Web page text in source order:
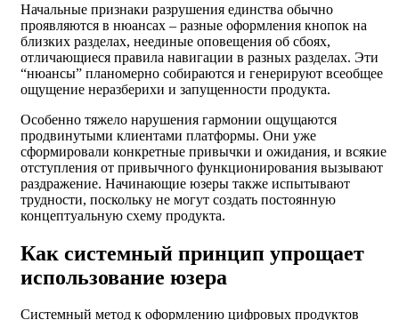
Начальные признаки разрушения единства обычно
проявляются в нюансах – разные оформления кнопок на
близких разделах, неединые оповещения об сбоях,
отличающиеся правила навигации в разных разделах. Эти
“нюансы” планомерно собираются и генерируют всеобщее
ощущение неразберихи и запущенности продукта.
Особенно тяжело нарушения гармонии ощущаются
продвинутыми клиентами платформы. Они уже
сформировали конкретные привычки и ожидания, и всякие
отступления от привычного функционирования вызывают
раздражение. Начинающие юзеры также испытывают
трудности, поскольку не могут создать постоянную
концептуальную схему продукта.
Как системный принцип упрощает
использование юзера
Системный метод к оформлению цифровых продуктов